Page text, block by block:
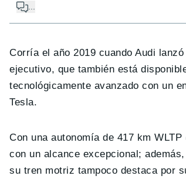
...
Corría el año 2019 cuando Audi
ejecutivo, que también está
tecnológicamente avanzado con un
Tesla.
Con una autonomía de 417 km
con un alcance excepcional;
su tren motriz tampoco destaca por